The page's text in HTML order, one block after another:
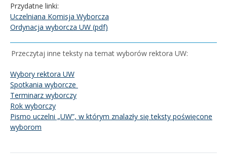
Przydatne linki:
Uczelniana Komisja Wyborcza
Ordynacja wyborcza UW (pdf)
Przeczytaj inne teksty na temat wyborów rektora UW:
Wybory rektora UW
Spotkania wyborcze
Terminarz wyborczy
Rok wyborczy
Pismo uczelni „UW”, w którym znalazły się teksty poświęcone
wyborom